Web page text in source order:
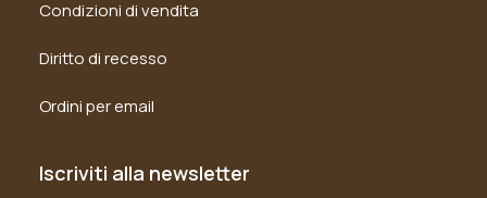
Condizioni di vendita
Diritto di recesso
Ordini per email
Iscriviti alla newsletter